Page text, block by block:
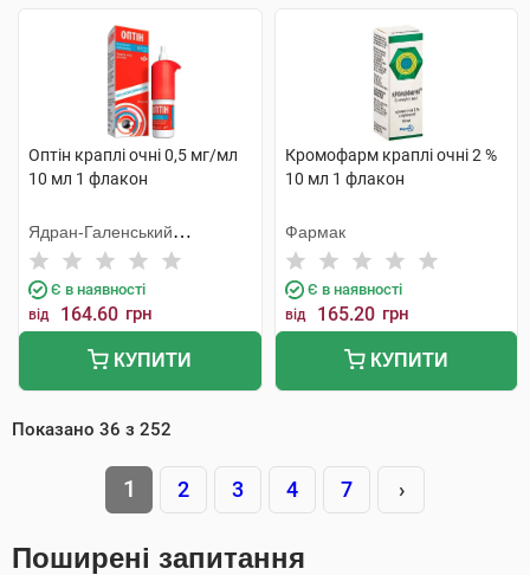
Оптін краплі очні 0,5 мг/мл
10 мл 1 флакон
Ядран-Галенський
Лабораторій
Є в наявності
від 164.60 грн
КУПИТИ
Кромофарм краплі очні 2 %
10 мл 1 флакон
Фармак
Є в наявності
від 165.20 грн
КУПИТИ
Показано 36 з 252
1 2 3 4 7 ›
Поширені запитання